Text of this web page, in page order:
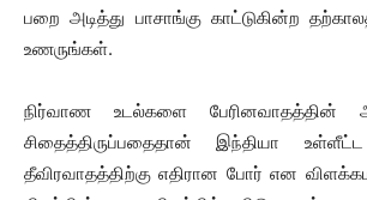
பறை அடித்து பாசாங்கு காட்டுகின்ற
உணருங்கள்.
நிர்வாண உடல்களை பேரினவாதத்தின்
சிதைத்திருப்பதைதான் இந்தியா
தீவிரவாதத்திற்கு எதிரான போர் என